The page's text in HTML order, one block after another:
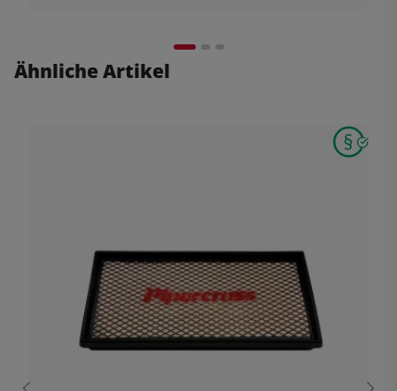
Ähnliche Artikel